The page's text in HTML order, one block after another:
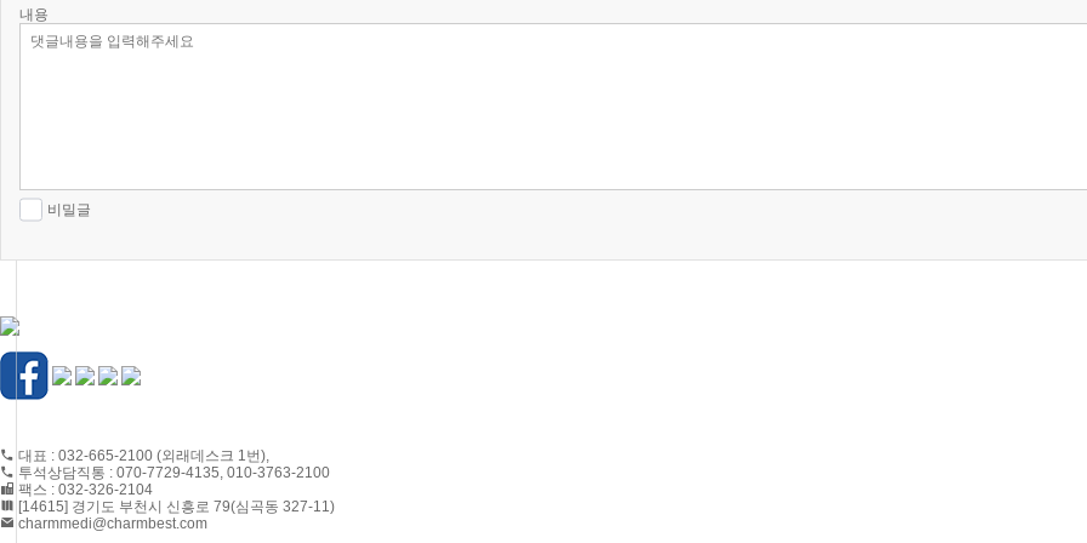
내용
비밀글
대표 : 032-665-2100 (외래데스크 1번),
투석상담직통 : 070-7729-4135, 010-3763-2100
팩스 : 032-326-2104
[14615] 경기도 부천시 신흥로 79(심곡동 327-11)
charmmedi@charmbest.com